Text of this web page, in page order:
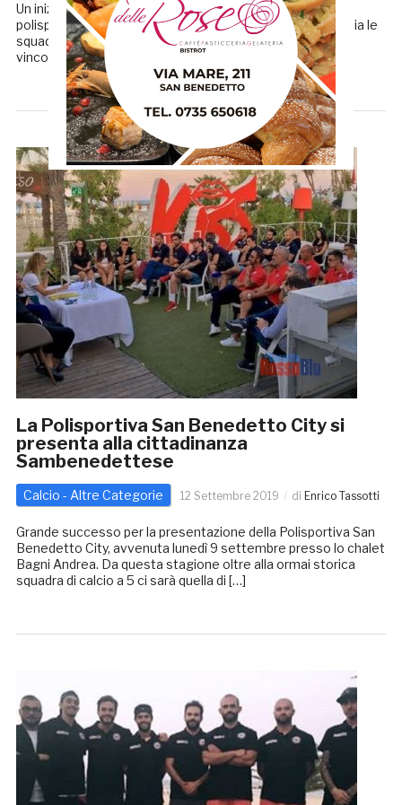
Un inizio di settimana davvero scoppiettante per la
polisportiva San Benedetto City che ha visto impegnati sia le
squadre di calcio a 5 che di basket. I ragazzi del calcio a 5
vincono 9 a […]
La Polisportiva San Benedetto City si
presenta alla cittadinanza
Sambenedettese
Calcio - Altre Categorie 12 Settembre 2019 di Enrico Tassotti
Grande successo per la presentazione della Polisportiva San
Benedetto City, avvenuta lunedì 9 settembre presso lo chalet
Bagni Andrea. Da questa stagione oltre alla ormai storica
squadra di calcio a 5 ci sarà quella di […]